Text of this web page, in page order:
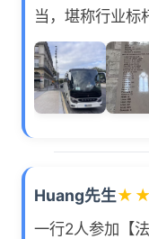
当，堪称行业标
Huang先生★ ★
一行2人参加【